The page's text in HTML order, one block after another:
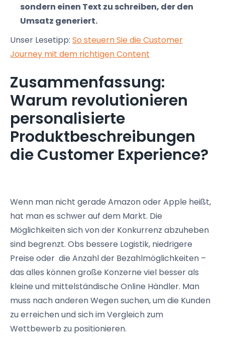
sondern einen Text zu schreiben, der den
Umsatz generiert.
Unser Lesetipp: So steuern Sie die Customer
Journey mit dem richtigen Content
Zusammenfassung:
Warum revolutionieren
personalisierte
Produktbeschreibungen
die Customer Experience?
Wenn man nicht gerade Amazon oder Apple heißt,
hat man es schwer auf dem Markt. Die
Möglichkeiten sich von der Konkurrenz abzuheben
sind begrenzt. Obs bessere Logistik, niedrigere
Preise oder die Anzahl der Bezahlmöglichkeiten –
das alles können große Konzerne viel besser als
kleine und mittelständische Online Händler. Man
muss nach anderen Wegen suchen, um die Kunden
zu erreichen und sich im Vergleich zum
Wettbewerb zu positionieren.